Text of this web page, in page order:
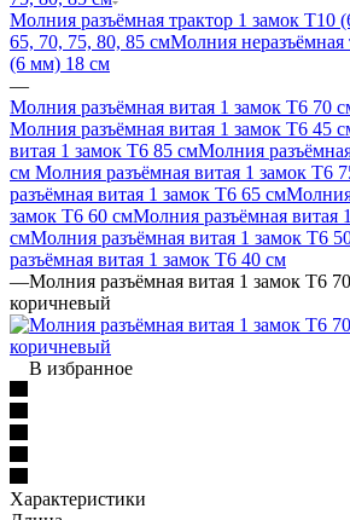
Молния разъёмная трактор 1 замок Т10
65, 70, 75, 80, 85 смМолния неразъёмная
(6 мм) 18 см
—
Молния разъёмная витая 1 замок Т6 70
Молния разъёмная витая 1 замок Т6 45
витая 1 замок Т6 85 смМолния
см Молния разъёмная витая 1 замок Т6
разъёмная витая 1 замок Т6 65 смМолния
замок Т6 60 смМолния разъёмная витая
смМолния разъёмная витая 1 замок Т6
разъёмная витая 1 замок Т6 40 см
—Молния разъёмная витая 1 замок Т6
коричневый
В избранное
Характеристики